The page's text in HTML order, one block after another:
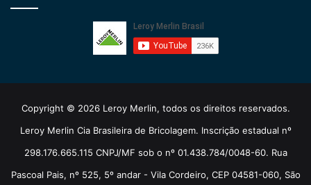
Copyright © 2026 Leroy Merlin, todos os direitos reservados.
Leroy Merlin Cia Brasileira de Bricolagem. Inscrição estadual nº
298.176.665.115 CNPJ/MF sob o nº 01.438.784/0048-60. Rua
Pascoal Pais, nº 525, 5º andar - Vila Cordeiro, CEP 04581-060, São